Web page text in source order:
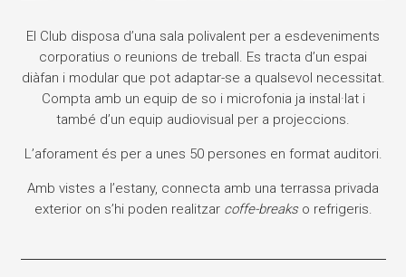
El Club disposa d’una sala polivalent per a esdeveniments
corporatius o reunions de treball. Es tracta d’un espai
diàfan i modular que pot adaptar-se a qualsevol necessitat.
Compta amb un equip de so i microfonia ja instal·lat i
també d’un equip audiovisual per a projeccions.
L’aforament és per a unes 50 persones en format auditori.
Amb vistes a l’estany, connecta amb una terrassa privada
exterior on s’hi poden realitzar coffe-breakso refrigeris.